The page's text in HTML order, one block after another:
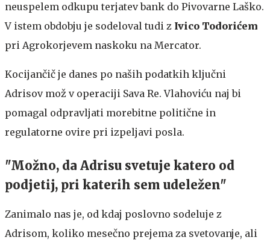
neuspelem odkupu terjatev bank do Pivovarne Laško.
V istem obdobju je sodeloval tudi z Ivico Todorićem
pri Agrokorjevem naskoku na Mercator.
Kocijančič je danes po naših podatkih ključni
Adrisov mož v operaciji Sava Re. Vlahoviću naj bi
pomagal odpravljati morebitne politične in
regulatorne ovire pri izpeljavi posla.
"Možno, da Adrisu svetuje katero od
podjetij, pri katerih sem udeležen"
Zanimalo nas je, od kdaj poslovno sodeluje z
Adrisom, koliko mesečno prejema za svetovanje, ali